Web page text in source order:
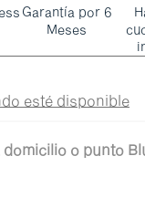
Garantía por 6
Meses
esté disponible
domicilio o punto